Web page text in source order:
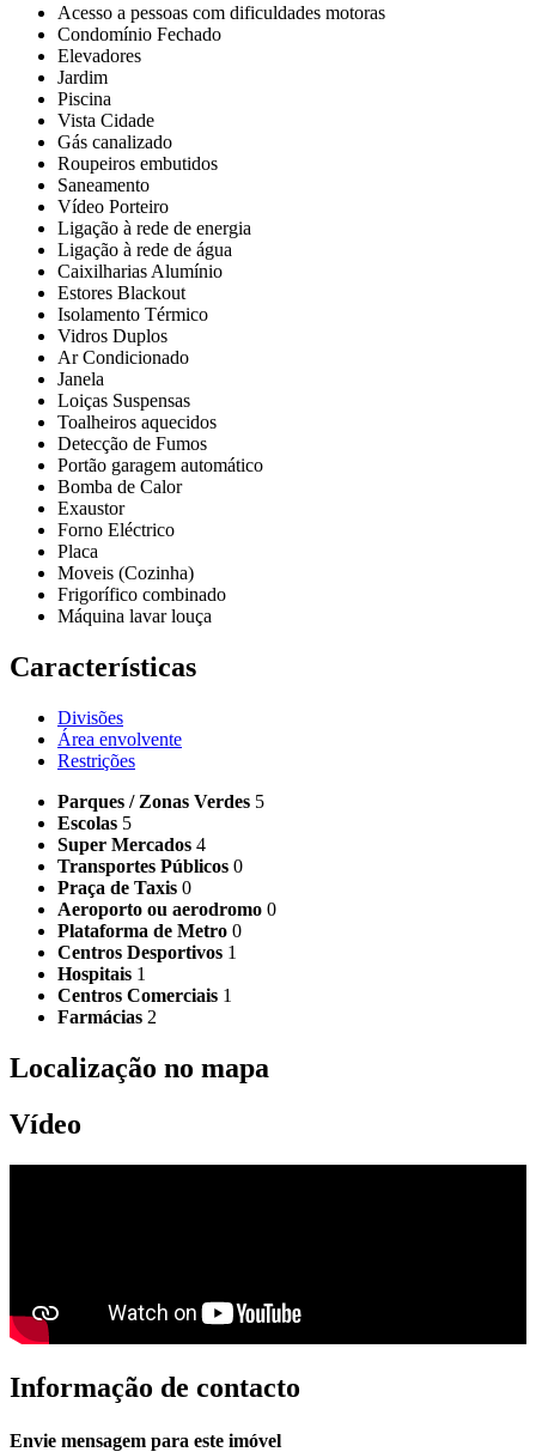
Acesso a pessoas com dificuldades motoras
Condomínio Fechado
Elevadores
Jardim
Piscina
Vista Cidade
Gás canalizado
Roupeiros embutidos
Saneamento
Vídeo Porteiro
Ligação à rede de energia
Ligação à rede de água
Caixilharias Alumínio
Estores Blackout
Isolamento Térmico
Vidros Duplos
Ar Condicionado
Janela
Loiças Suspensas
Toalheiros aquecidos
Detecção de Fumos
Portão garagem automático
Bomba de Calor
Exaustor
Forno Eléctrico
Placa
Moveis (Cozinha)
Frigorífico combinado
Máquina lavar louça
Características
Divisões
Área envolvente
Restrições
Parques / Zonas Verdes 5
Escolas 5
Super Mercados 4
Transportes Públicos 0
Praça de Taxis 0
Aeroporto ou aerodromo 0
Plataforma de Metro 0
Centros Desportivos 1
Hospitais 1
Centros Comerciais 1
Farmácias 2
Localização no mapa
Vídeo
Informação de contacto
Envie mensagem para este imóvel